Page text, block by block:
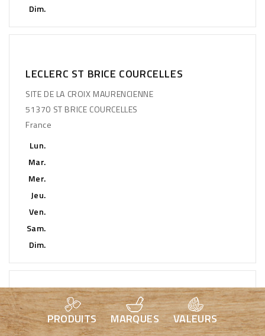
Dim.
LECLERC ST BRICE COURCELLES
SITE DE LA CROIX MAURENCIENNE
51370 ST BRICE COURCELLES
France
Lun.
Mar.
Mer.
Jeu.
Ven.
Sam.
Dim.
SUPER U CANCALE
LA BRETONNIERE
PRODUITS MARQUES VALEURS